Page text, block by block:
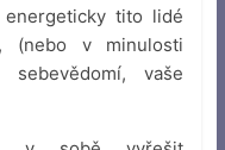
tito lidé
(nebo v minulosti
vaše